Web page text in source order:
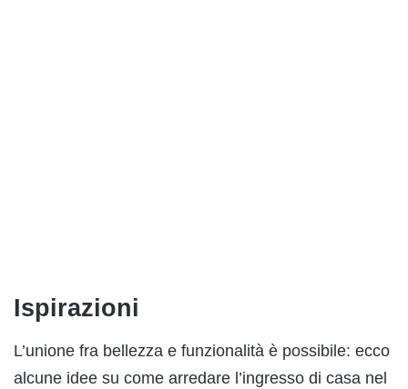
Ispirazioni
L’unione fra bellezza e funzionalità è possibile: ecco
alcune idee su come arredare l’ingresso di casa nel